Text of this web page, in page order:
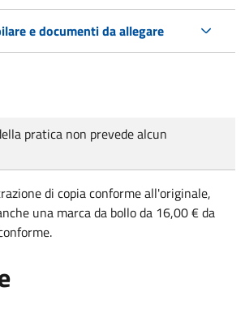
e documenti da allegare
pratica non prevede alcun
di copia conforme all'originale,
una marca da bollo da 16,00 € da